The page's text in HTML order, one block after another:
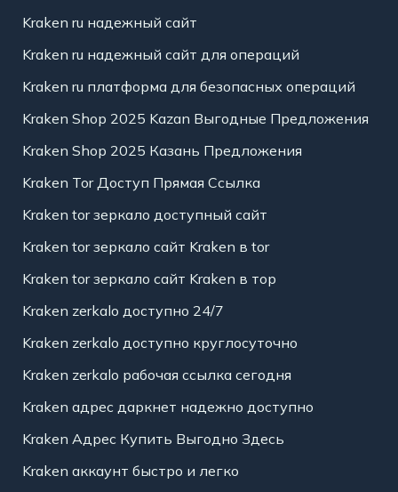
Kraken ru надежный сайт
Kraken ru надежный сайт для операций
Kraken ru платформа для безопасных операций
Kraken Shop 2025 Kazan Выгодные Предложения
Kraken Shop 2025 Казань Предложения
Kraken Tor Доступ Прямая Ссылка
Kraken tor зеркало доступный сайт
Kraken tor зеркало сайт Kraken в tor
Kraken tor зеркало сайт Kraken в тор
Kraken zerkalo доступно 24/7
Kraken zerkalo доступно круглосуточно
Kraken zerkalo рабочая ссылка сегодня
Kraken адрес даркнет надежно доступно
Kraken Адрес Купить Выгодно Здесь
Kraken аккаунт быстро и легко